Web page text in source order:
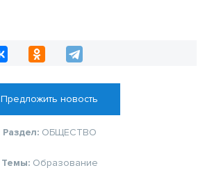
Предложить новость
Раздел: ОБЩЕСТВО
Темы: Образование